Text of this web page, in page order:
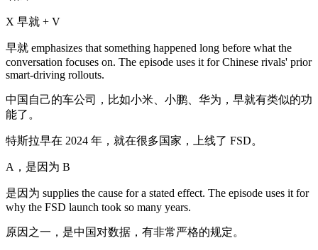
X 早就 + V
早就 emphasizes that something happened long before what the
conversation focuses on. The episode uses it for Chinese rivals' prior
smart-driving rollouts.
中国自己的车公司，比如小米、小鹏、华为，早就有类似的功
能了。
特斯拉早在 2024 年，就在很多国家，上线了 FSD。
A，是因为 B
是因为 supplies the cause for a stated effect. The episode uses it for
why the FSD launch took so many years.
原因之一，是中国对数据，有非常严格的规定。